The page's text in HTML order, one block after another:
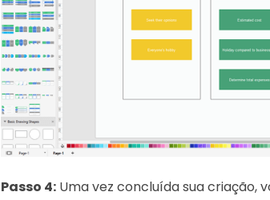
Passo 4:Uma vez concluída sua criação,